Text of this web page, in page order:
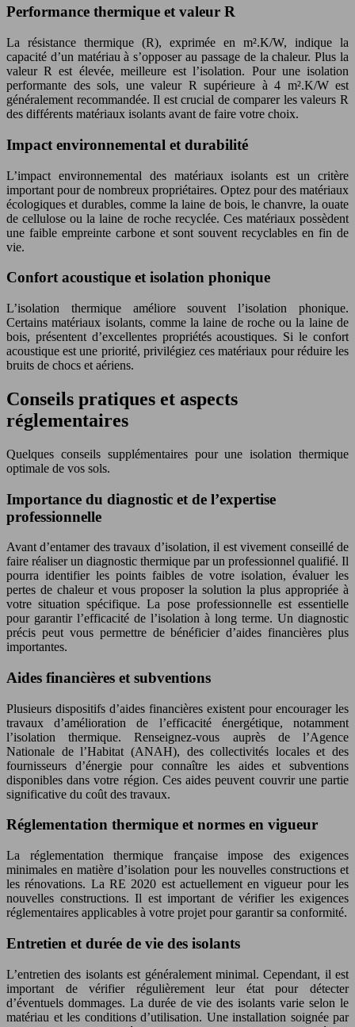
Performance thermique et valeur R
La résistance thermique (R), exprimée en m².K/W, indique la
capacité d’un matériau à s’opposer au passage de la chaleur. Plus la
valeur R est élevée, meilleure est l’isolation. Pour une isolation
performante des sols, une valeur R supérieure à 4 m².K/W est
généralement recommandée. Il est crucial de comparer les valeurs R
des différents matériaux isolants avant de faire votre choix.
Impact environnemental et durabilité
L’impact environnemental des matériaux isolants est un critère
important pour de nombreux propriétaires. Optez pour des matériaux
écologiques et durables, comme la laine de bois, le chanvre, la ouate
de cellulose ou la laine de roche recyclée. Ces matériaux possèdent
une faible empreinte carbone et sont souvent recyclables en fin de
vie.
Confort acoustique et isolation phonique
L’isolation thermique améliore souvent l’isolation phonique.
Certains matériaux isolants, comme la laine de roche ou la laine de
bois, présentent d’excellentes propriétés acoustiques. Si le confort
acoustique est une priorité, privilégiez ces matériaux pour réduire les
bruits de chocs et aériens.
Conseils pratiques et aspects
réglementaires
Quelques conseils supplémentaires pour une isolation thermique
optimale de vos sols.
Importance du diagnostic et de l’expertise
professionnelle
Avant d’entamer des travaux d’isolation, il est vivement conseillé de
faire réaliser un diagnostic thermique par un professionnel qualifié. Il
pourra identifier les points faibles de votre isolation, évaluer les
pertes de chaleur et vous proposer la solution la plus appropriée à
votre situation spécifique. La pose professionnelle est essentielle
pour garantir l’efficacité de l’isolation à long terme. Un diagnostic
précis peut vous permettre de bénéficier d’aides financières plus
importantes.
Aides financières et subventions
Plusieurs dispositifs d’aides financières existent pour encourager les
travaux d’amélioration de l’efficacité énergétique, notamment
l’isolation thermique. Renseignez-vous auprès de l’Agence
Nationale de l’Habitat (ANAH), des collectivités locales et des
fournisseurs d’énergie pour connaître les aides et subventions
disponibles dans votre région. Ces aides peuvent couvrir une partie
significative du coût des travaux.
Réglementation thermique et normes en vigueur
La réglementation thermique française impose des exigences
minimales en matière d’isolation pour les nouvelles constructions et
les rénovations. La RE 2020 est actuellement en vigueur pour les
nouvelles constructions. Il est important de vérifier les exigences
réglementaires applicables à votre projet pour garantir sa conformité.
Entretien et durée de vie des isolants
L’entretien des isolants est généralement minimal. Cependant, il est
important de vérifier régulièrement leur état pour détecter
d’éventuels dommages. La durée de vie des isolants varie selon le
matériau et les conditions d’utilisation. Une installation soignée par